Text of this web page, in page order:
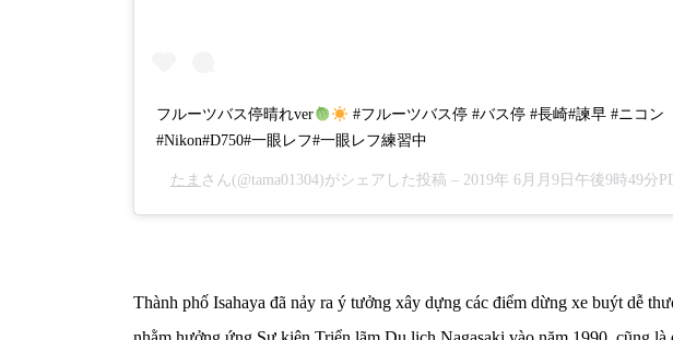
フルーツバス停晴れver
#フルーツバス停 #バス停 #長崎#諫早 #ニコン
#Nikon#D750#一眼レフ#一眼レフ練習中
たま さん(@tama01304)がシェアした投稿 – 2019年 6月月9日午後9時49分
Thành phố Isahaya đã nảy ra ý tưởng xây dựng các điểm dừng xe buýt dễ